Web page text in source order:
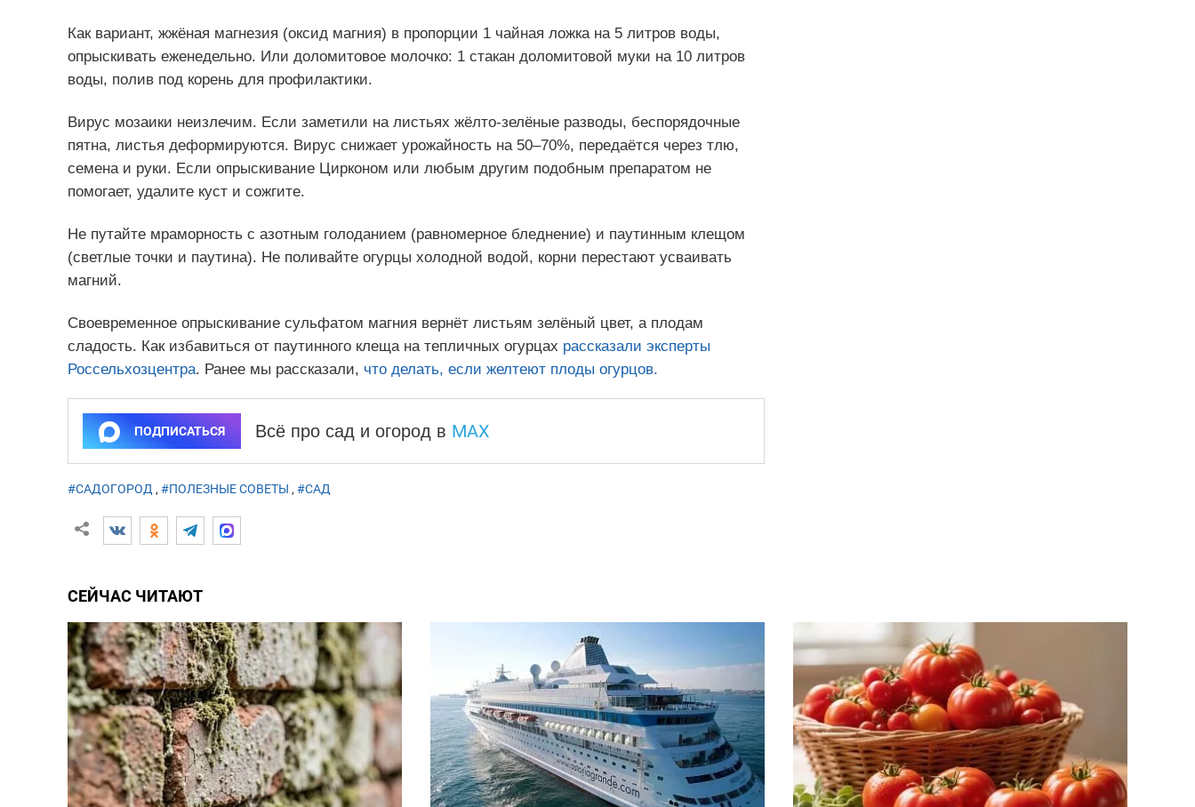
Как вариант, жжёная магнезия (оксид магния) в пропорции 1 чайная ложка на 5 литров воды,
опрыскивать еженедельно. Или доломитовое молочко: 1 стакан доломитовой муки на 10 литров
воды, полив под корень для профилактики.
Вирус мозаики неизлечим. Если заметили на листьях жёлто-зелёные разводы, беспорядочные
пятна, листья деформируются. Вирус снижает урожайность на 50–70%, передаётся через тлю,
семена и руки. Если опрыскивание Цирконом или любым другим подобным препаратом не
помогает, удалите куст и сожгите.
Не путайте мраморность с азотным голоданием (равномерное бледнение) и паутинным клещом
(светлые точки и паутина). Не поливайте огурцы холодной водой, корни перестают усваивать
магний.
Своевременное опрыскивание сульфатом магния вернёт листьям зелёный цвет, а плодам
сладость. Как избавиться от паутинного клеща на тепличных огурцах рассказали эксперты
Россельхозцентра. Ранее мы рассказали, что делать, если желтеют плоды огурцов.
ПОДПИСАТЬСЯ Всё про сад и огород в MAX
#САДОГОРОД , #ПОЛЕЗНЫЕ СОВЕТЫ , #САД
СЕЙЧАС ЧИТАЮТ